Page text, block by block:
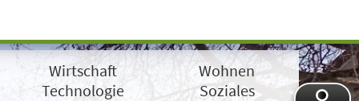
Wirtschaft
Technologie
Wohnen
Soziales